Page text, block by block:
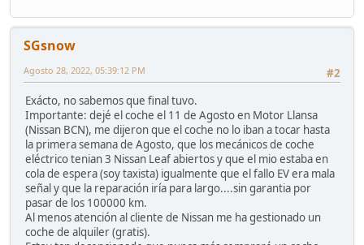
SGsnow
#2
Agosto 28, 2022, 05:39:12 PM
Exácto, no sabemos que final tuvo.
Importante: dejé el coche el 11 de Agosto en Motor Llansa
(Nissan BCN), me dijeron que el coche no lo iban a tocar hasta
la primera semana de Agosto, que los mecánicos de coche
eléctrico tenian 3 Nissan Leaf abiertos y que el mio estaba en
cola de espera (soy taxista) igualmente que el fallo EV era mala
señal y que la reparación iría para largo....sin garantia por
pasar de los 100000 km.
Al menos atención al cliente de Nissan me ha gestionado un
coche de alquiler (gratis).